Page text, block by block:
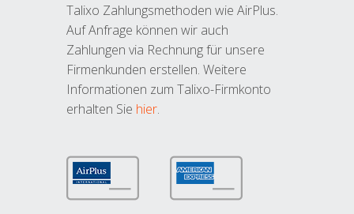
Talixo Zahlungsmethoden wie AirPlus.
Auf Anfrage können wir auch
Zahlungen via Rechnung für unsere
Firmenkunden erstellen. Weitere
Informationen zum Talixo-Firmkonto
erhalten Sie hier.